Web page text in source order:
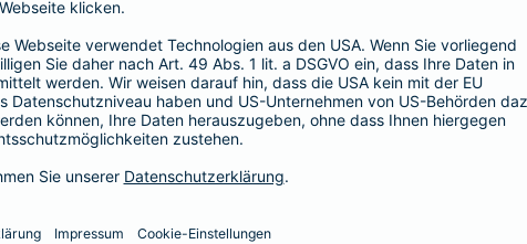
wir die Umsetzung der digitalen Barrierefreiheit auf den